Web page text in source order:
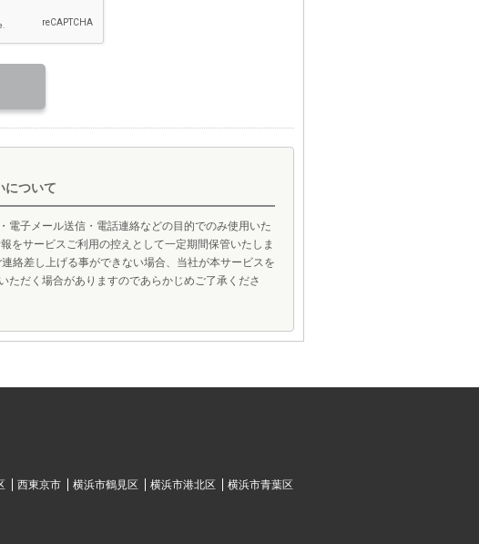
について
電子メール送信・電話連絡などの目的でのみ使用いた
をサービスご利用の控えとして一定期間保管いたしま
絡差し上げる事ができない場合、当社が本サービスを
ただく場合がありますのであらかじめご了承くださ
西東京市 横浜市鶴見区 横浜市港北区
横浜市青葉区